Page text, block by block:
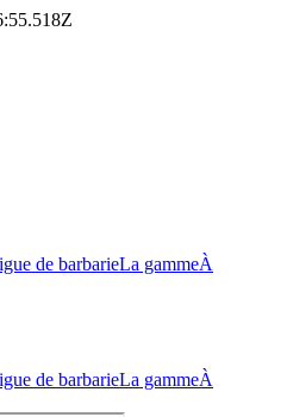
de barbarieLa gammeÀ
de barbarieLa gammeÀ